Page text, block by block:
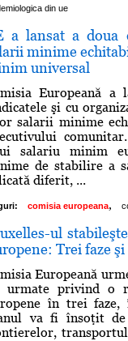
din ue
a lansat a doua
minime
universal
Europeană
şi cu
salarii minime
salariu minim
de stabilire a
diferit, ...
comisia europeana,
ul
Trei faze
Europeană
urmate privind o
în trei faze,
va fi însoţit